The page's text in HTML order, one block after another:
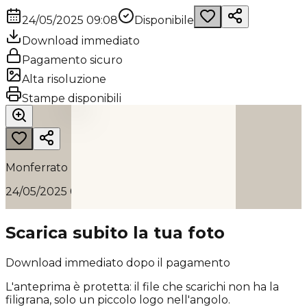
24/05/2025 09:08
Disponibile
Download immediato
Pagamento sicuro
Alta risoluzione
Stampe disponibili
Monferrato
24/05/2025 09:08
Scarica subito la tua foto
Download immediato dopo il pagamento
L'anteprima è protetta: il file che scarichi non ha la
filigrana, solo un piccolo logo nell'angolo.